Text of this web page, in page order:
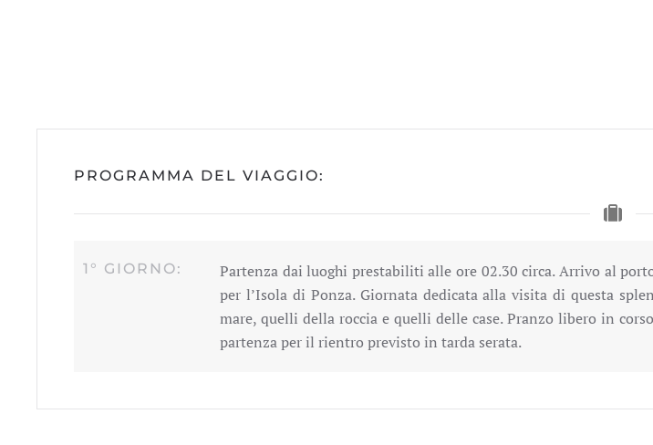
PROGRAMMA DEL VIAGGIO:
1° GIORNO:
Partenza dai luoghi prestabiliti alle ore 02.30 circa. Arrivo al
per l’Isola di Ponza. Giornata dedicata alla visita di questa
mare, quelli della roccia e quelli delle case. Pranzo libero in
partenza per il rientro previsto in tarda serata.